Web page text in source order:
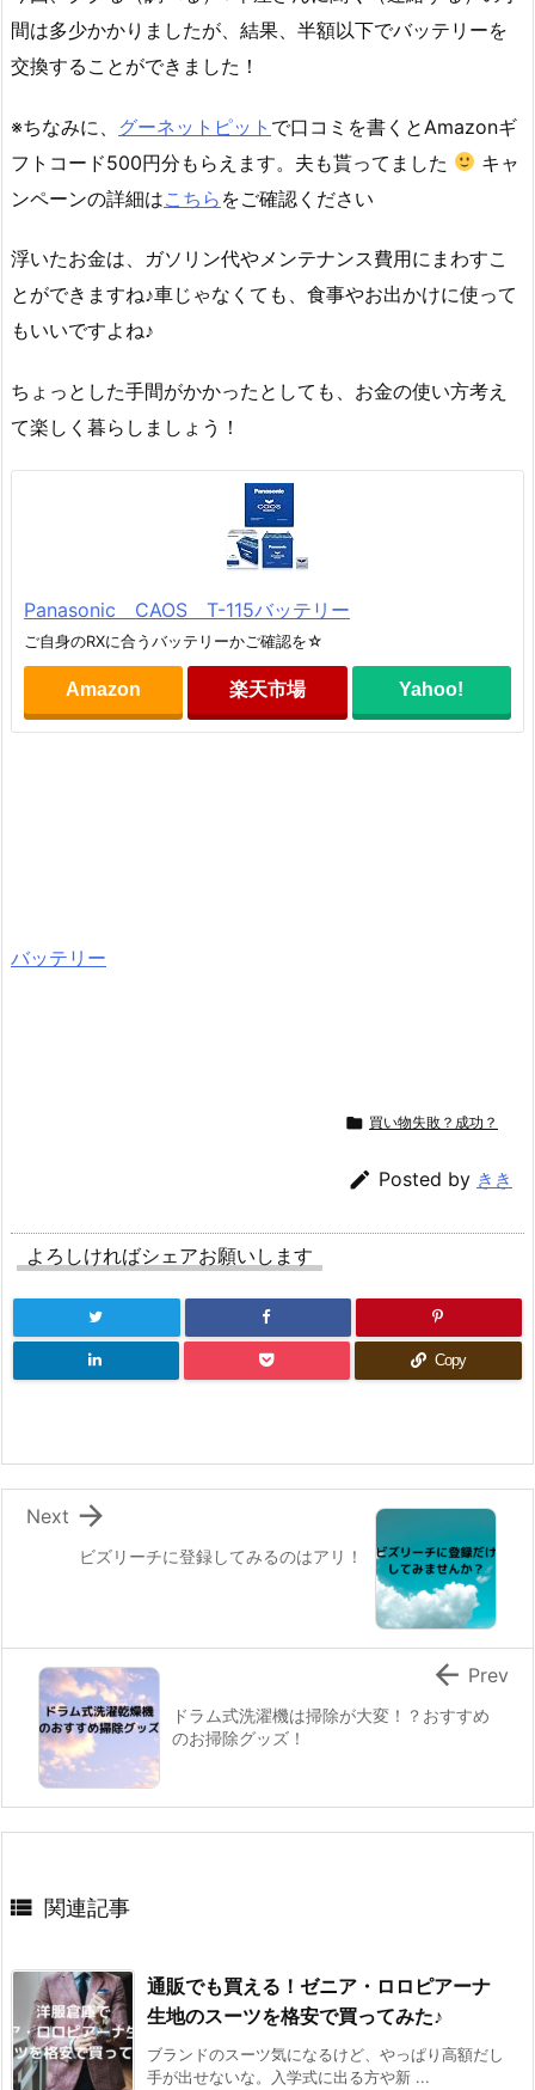
間は多少かかりましたが、結果、半額以下でバッテリーを
交換することができました！
※ちなみに、 グーネットピット で口コミを書くとAmazonギ
フトコード500円分もらえます。夫も貰ってました
キャ
ンペーンの詳細はこちら をご確認ください
浮いたお金は、ガソリン代やメンテナンス費用にまわすこ
とができますね♪車じゃなくても、食事やお出かけに使って
もいいですよね♪
ちょっとした手間がかかったとしても、お金の使い方考え
て楽しく暮らしましょう！
Panasonic CAOS T-115バッテリー
ご自身のRXに合うバッテリーかご確認を☆
Amazon 楽天市場 Yahoo!
バッテリー
 買い物失敗？成功？
 Posted by きき
よろしければシェアお願いします
Copy
ビズリーチに登録してみるのはアリ！

Next
ドラム式洗濯機は掃除が大変！？おすすめ
のお掃除グッズ！
 Prev
 関連記事
通販でも買える！ゼニア・ロロピアーナ
生地のスーツを格安で買ってみた♪
ブランドのスーツ気になるけど、やっぱり高額だし
手が出せないな。入学式に出る方や新 ...